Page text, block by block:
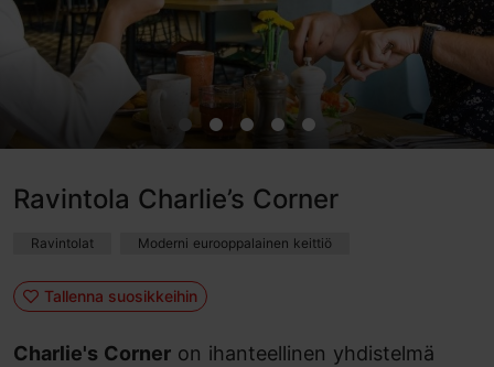
Ravintola Charlie’s Corner
Ravintolat Moderni eurooppalainen keittiö
Tallenna suosikkeihin
Charlie's Corner on ihanteellinen yhdistelmä